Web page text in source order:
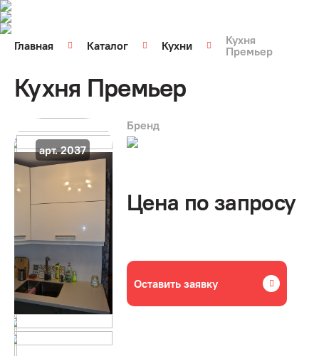
Главная Каталог Кухни
Кухня
Премьер
Кухня Премьер
арт. 2037
Бренд
Цена по запросу
Оставить заявку